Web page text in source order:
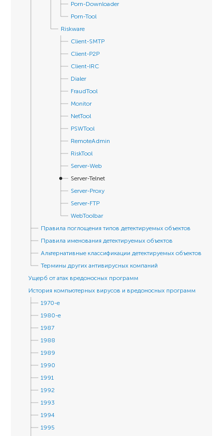
Porn-Downloader
Porn-Tool
Riskware
Client-SMTP
Client-P2P
Client-IRC
Dialer
FraudTool
Monitor
NetTool
PSWTool
RemoteAdmin
RiskTool
Server-Web
Server-Telnet
Server-Proxy
Server-FTP
WebToolbar
Правила поглощения типов детектируемых объектов
Правила именования детектируемых объектов
Альтернативные классификации детектируемых объектов
Термины других антивирусных компаний
Ущерб от атак вредоносных программ
История компьютерных вирусов и вредоносных программ
1970-е
1980-е
1987
1988
1989
1990
1991
1992
1993
1994
1995